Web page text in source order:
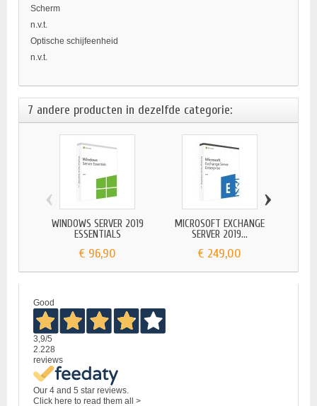
Scherm
n.v.t.
Optische schijfeenheid
n.v.t.
7 andere producten in dezelfde categorie:
WINDOWS SERVER 2019
ESSENTIALS
€ 96,90
MICROSOFT EXCHANGE
SERVER 2019...
€ 249,00
‹ ›
Good
3,9/5
2.228
reviews
Our 4 and 5 star reviews.
Click here to read them all >